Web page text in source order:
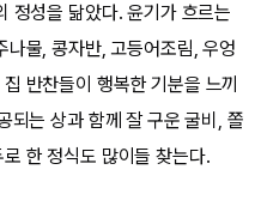
정성을 닮았다. 윤기가 흐르는
나물, 콩자반, 고등어조림, 우엉
반찬들이 행복한 기분을 느끼
되는 상과 함께 잘 구운 굴비, 쫄
한 정식도 많이들 찾는다.